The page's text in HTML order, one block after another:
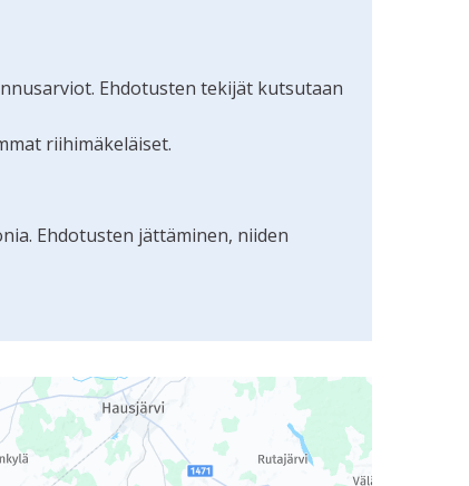
Ehdotusten tekijät kutsutaan
riihimäkeläiset.
Ehdotusten jättäminen, niiden
mutta se voi olla vaikeaselkoinen.